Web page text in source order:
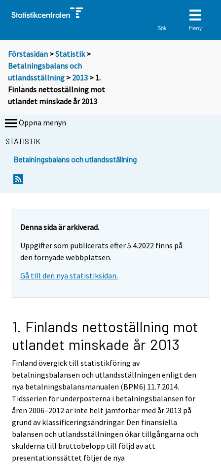
Sök Meny
Förstasidan >Statistik >
Betalningsbalans och
utlandsställning > 2013 > 1.
Finlands nettoställning mot
utlandet minskade år 2013
Öppna menyn
STATISTIK
Betalningsbalans och utlandsställning
Denna sida är arkiverad.
Uppgifter som publicerats efter 5.4.2022 finns på
den förnyade webbplatsen.
Gå till den nya statistiksidan.
1. Finlands nettoställning mot
utlandet minskade år 2013
Finland övergick till statistikföring av
betalningsbalansen och utlandsställningen enligt den
nya betalningsbalansmanualen (BPM6) 11.7.2014.
Tidsserien för underposterna i betalningsbalansen för
åren 2006–2012 är inte helt jämförbar med år 2013 på
grund av klassificeringsändringar. Den finansiella
balansen och utlandsställningen ökar tillgångarna och
skulderna till bruttobelopp till följd av att
presentationssättet följer de nya